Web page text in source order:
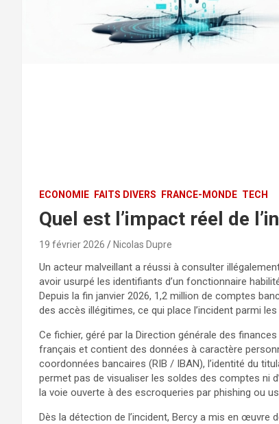
ECONOMIE FAITS DIVERS FRANCE-MONDE TECH
Quel est l’impact réel de
19 février 2026 Nicolas Dupre
Un acteur malveillant a réussi à consulter
avoir usurpé les identifiants d’un fonctionnaire
Depuis la fin janvier 2026, 1,2 million de comptes
des accès illégitimes, ce qui place l’incident parmi
Ce fichier, géré par la Direction générale des
français et contient des données à caractère
coordonnées bancaires (RIB / IBAN), l’identité du
permet pas de visualiser les soldes des comptes ni
la voie ouverte à des escroqueries par phishing ou
Dès la détection de l’incident, Bercy a mis en œuvre